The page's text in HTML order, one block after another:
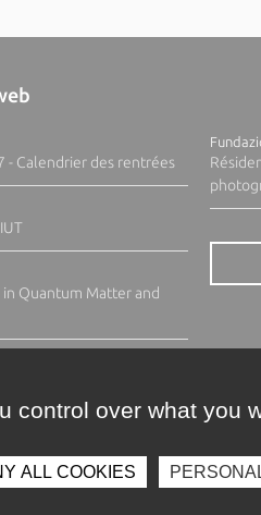
- Calendrier des rentrées
Quantum Matter and
control over what you
ALL COOKIES